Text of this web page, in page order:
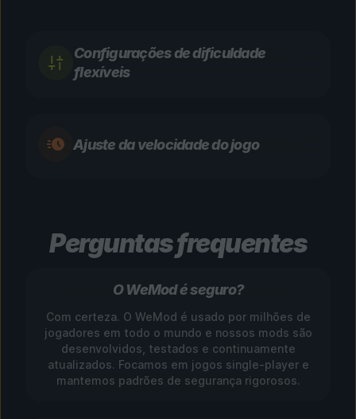
Configurações de dificuldade
flexíveis
Ajuste da velocidade do jogo
Perguntas frequentes
O WeMod é seguro?
Com certeza. O WeMod é usado por milhões de
jogadores em todo o mundo e nossos mods são
desenvolvidos, testados e continuamente
atualizados. Focamos em jogos single-player e
mantemos padrões de segurança rigorosos.